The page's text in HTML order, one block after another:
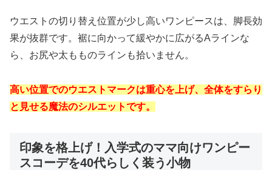
ウエストの切り替え位置が少し高いワンピースは、脚長効
果が抜群です。裾に向かって緩やかに広がるAラインな
ら、お尻や太もものラインも拾いません。
高い位置でのウエストマークは重心を上げ、全体をすらり
と見せる魔法のシルエットです。
印象を格上げ！入学式のママ向けワンピー
スコーデを40代らしく装う小物